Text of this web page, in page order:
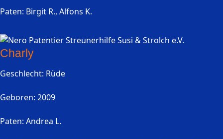
Paten: Birgit R., Alfons K.
Charly
Geschlecht: Rüde
Geboren: 2009
Paten: Andrea L.